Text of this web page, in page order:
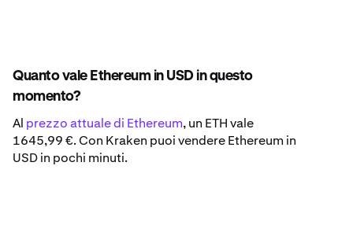
Quanto vale Ethereum in USD in questo
momento?
Al prezzo attuale di Ethereum, un ETH vale
1645,99 €. Con Kraken puoi vendere Ethereum in
USD in pochi minuti.